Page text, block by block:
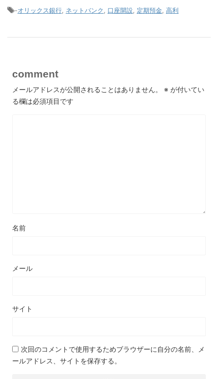
-オリックス銀行 ネットバンク 口座開設 定期預金 高利
comment
メールアドレスが公開されることはありません。 ※ が付いてい
る欄は必須項目です
名前
メール
サイト
次回のコメントで使用するためブラウザーに自分の名前、メ
ールアドレス、サイトを保存する。